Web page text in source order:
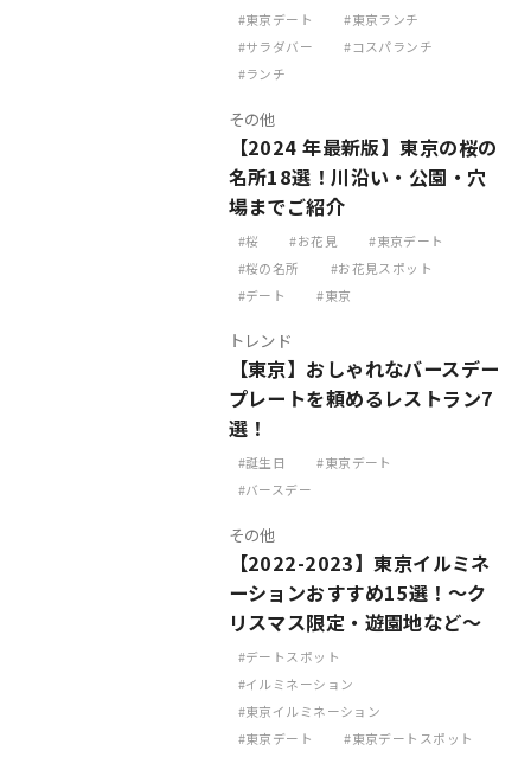
東京デート
東京ランチ
サラダバー
コスパランチ
ランチ
その他
【2024 年最新版】東京の桜の
名所18選！川沿い・公園・穴
場までご紹介
桜 お花見
東京デート
桜の名所
お花見スポット
デート
東京
トレンド
【東京】おしゃれなバースデー
プレートを頼めるレストラン7
選！
誕生日
東京デート
バースデー
その他
【2022-2023】東京イルミネ
ーションおすすめ15選！～ク
リスマス限定・遊園地など～
デートスポット
イルミネーション
東京イルミネーション
東京デート
東京デートスポット